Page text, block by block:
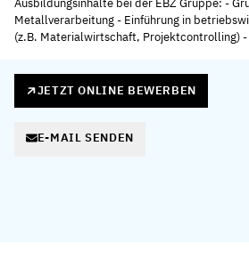
Metallverarbeitung - Einführung in
(z.B. Materialwirtschaft, Projektcontrolling)
JETZT ONLINE BEWERBEN
E-MAIL SENDEN